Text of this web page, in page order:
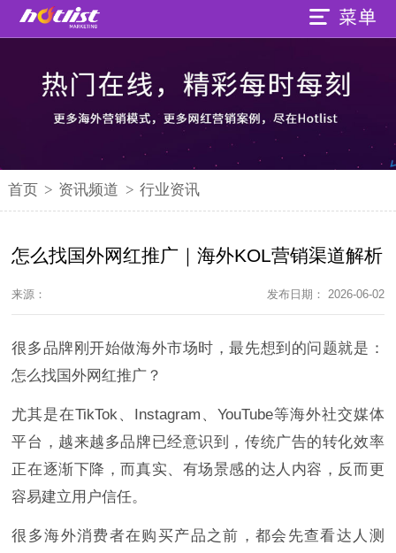
首页 > 资讯频道 > 行业资讯
怎么找国外网红推广｜海外KOL营销渠道解析
来源： 发布日期： 2026-06-02
很多品牌刚开始做海外市场时，最先想到的问题就是：
怎么找国外网红推广？
尤其是在TikTok、Instagram、YouTube等海外社交媒体
平台，越来越多品牌已经意识到，传统广告的转化效率
正在逐渐下降，而真实、有场景感的达人内容，反而更
容易建立用户信任。
很多海外消费者在购买产品之前，都会先查看达人测